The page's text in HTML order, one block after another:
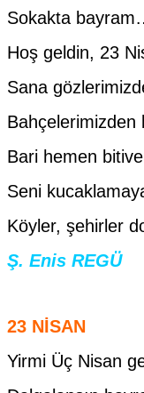
Sokakta
Hoş geldin, 23
Sana
Bahçelerimizden
Bari hemen
Seni
Köyler, şehirler
Ş. Enis REGÜ
23 NİSAN
Yirmi Üç Nisan